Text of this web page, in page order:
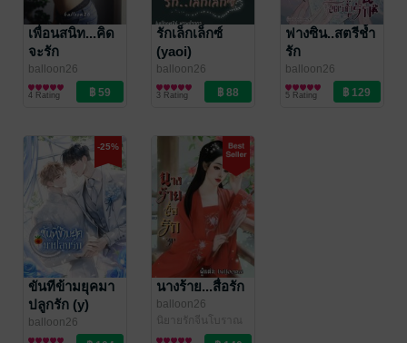
เพื่อนสนิท...คิด
จะรัก
balloon26
นิยายโรมานซ์
4 Rating
รักเล็กเล็กซ์
(yaoi)
balloon26
นิยายวาย Boy
Love / Yaoi
3 Rating
ฟางซิน..สตรีช้ำ
รัก
balloon26
นิยายรักจีนโบราณ
5 Rating
-25%
ขันทีข้ามยุคมา
ปลูกรัก (y)
balloon26
นิยายวาย Boy
นางร้าย...สื่อรัก
balloon26
นิยายรักจีนโบราณ